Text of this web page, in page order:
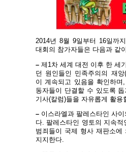
2014년 8월 9일부터 16일까
대회의 참가자들은 다음과 같
– 제1차 세계 대전 이후 한 세
던 원인들인 민족주의의 재
이 계속되고 있음을 확인하
동자들이 단결할 수 있도록
기사(칼럼)들을 자유롭게 활용
– 이스라엘과 팔레스타인 사
다. 팔레스타인 영토의 지속
범죄들이 국제 형사 재판소에
지지한다.